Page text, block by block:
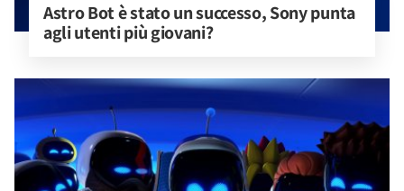
Astro Bot è stato un successo, Sony punta
agli utenti più giovani?